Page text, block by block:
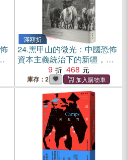
滿額折
24.黑甲山的微光：中國恐怖
資本主義統治下的新疆，從
科技監控、流放青年與釘子
戶一窺維吾爾族的苦難與其
反抗
9 468
庫存：2